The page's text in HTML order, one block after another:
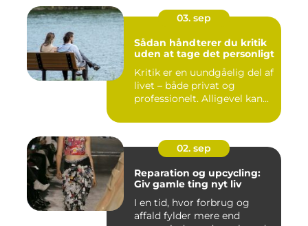
03. sep
Sådan håndterer du kritik
uden at tage det personligt
Kritik er en uundgåelig del af
livet – både privat og
professionelt. Alligevel kan...
02. sep
Reparation og upcycling:
Giv gamle ting nyt liv
I en tid, hvor forbrug og
affald fylder mere end